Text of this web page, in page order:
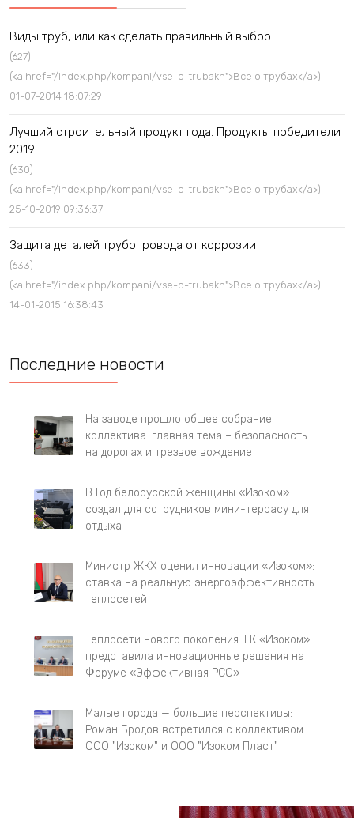
Виды труб, или как сделать правильный выбор
(627)
(<a href="/index.php/kompani/vse-o-trubakh">Все о трубах</a>)
01-07-2014 18:07:29
Лучший строительный продукт года. Продукты победители
2019
(630)
(<a href="/index.php/kompani/vse-o-trubakh">Все о трубах</a>)
25-10-2019 09:36:37
Защита деталей трубопровода от коррозии
(633)
(<a href="/index.php/kompani/vse-o-trubakh">Все о трубах</a>)
14-01-2015 16:38:43
Последние новости
На заводе прошло общее собрание
коллектива: главная тема – безопасность
на дорогах и трезвое вождение
В Год белорусской женщины «Изоком»
создал для сотрудников мини-террасу для
отдыха
Министр ЖКХ оценил инновации «Изоком»:
ставка на реальную энергоэффективность
теплосетей
Теплосети нового поколения: ГК «Изоком»
представила инновационные решения на
Форуме «Эффективная РСО»
Малые города — большие перспективы:
Роман Бродов встретился с коллективом
ООО "Изоком" и ООО "Изоком Пласт"